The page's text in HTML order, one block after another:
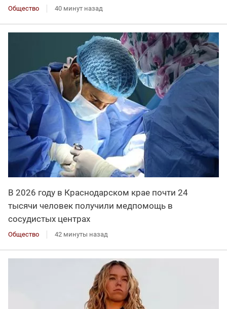
Общество 40 минут назад
В 2026 году в Краснодарском крае почти 24
тысячи человек получили медпомощь в
сосудистых центрах
Общество 42 минуты назад